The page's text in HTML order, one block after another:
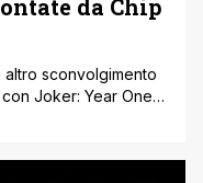
da Chip
sconvolgimento
Joker: Year One,
di Joker. Finora